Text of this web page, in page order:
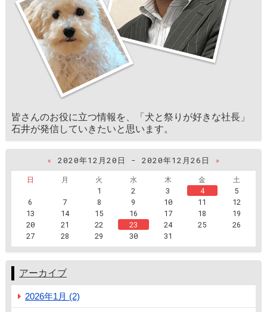
皆さんのお役に立つ情報を、「犬と祭りが好きな社長」
石井が発信していきたいと思います。
« 2020年12月20日 - 2020年12月26日
»
日
月 火 水 木 金
土
1
2 3 4
5
6
7 8 9 10 11
12
13
14 15 16 17 18
19
20
21 22 23 24 25
26
27
28 29 30 31
アーカイブ
2026年1月 (2)